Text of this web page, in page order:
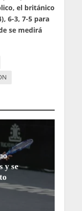
el británico
6-3, 7-5 para
se medirá
y se